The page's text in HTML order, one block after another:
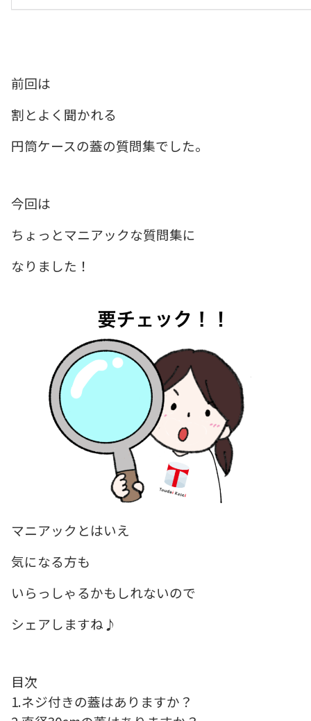
前回は
割とよく聞かれる
円筒ケースの蓋の質問集でした。
今回は
ちょっとマニアックな質問集に
なりました！
マニアックとはいえ
気になる方も
いらっしゃるかもしれないので
シェアしますね♪
目次
1.ネジ付きの蓋はありますか？